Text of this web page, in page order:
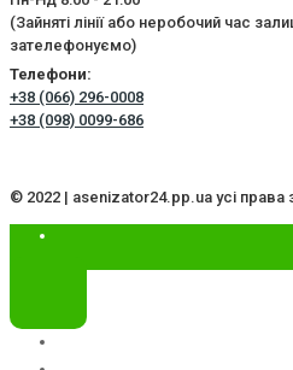
(Зайняті лінії або неробочий час
зателефонуємо)
Телефони:
+38 (066) 296-0008
+38 (098) 0099-686
© 2022 | asenizator24.pp.ua усі права